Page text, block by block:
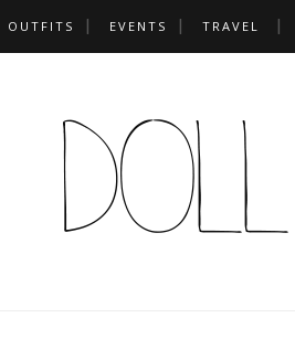
OUTFITS EVENTS TRAVEL